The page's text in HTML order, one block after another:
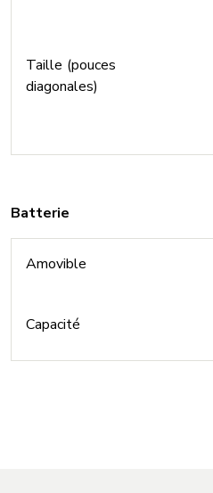
Taille (pouces
diagonales)
Batterie
Amovible
Capacité